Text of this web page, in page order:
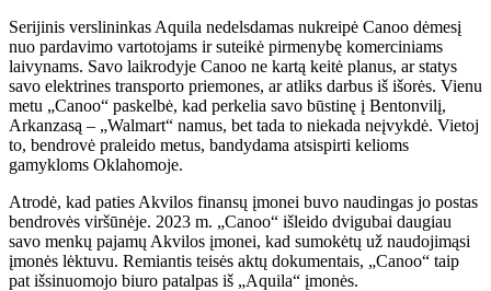
Serijinis verslininkas Aquila nedelsdamas nukreipė Canoo dėmesį
nuo pardavimo vartotojams ir suteikė pirmenybę komerciniams
laivynams. Savo laikrodyje Canoo ne kartą keitė planus, ar statys
savo elektrines transporto priemones, ar atliks darbus iš išorės. Vienu
metu „Canoo“ paskelbė, kad perkelia savo būstinę į Bentonvilį,
Arkanzasą – „Walmart“ namus, bet tada to niekada neįvykdė. Vietoj
to, bendrovė praleido metus, bandydama atsispirti kelioms
gamykloms Oklahomoje.
Atrodė, kad paties Akvilos finansų įmonei buvo naudingas jo postas
bendrovės viršūnėje. 2023 m. „Canoo“ išleido dvigubai daugiau
savo menkų pajamų Akvilos įmonei, kad sumokėtų už naudojimąsi
įmonės lėktuvu. Remiantis teisės aktų dokumentais, „Canoo“ taip
pat išsinuomojo biuro patalpas iš „Aquila“ įmonės.